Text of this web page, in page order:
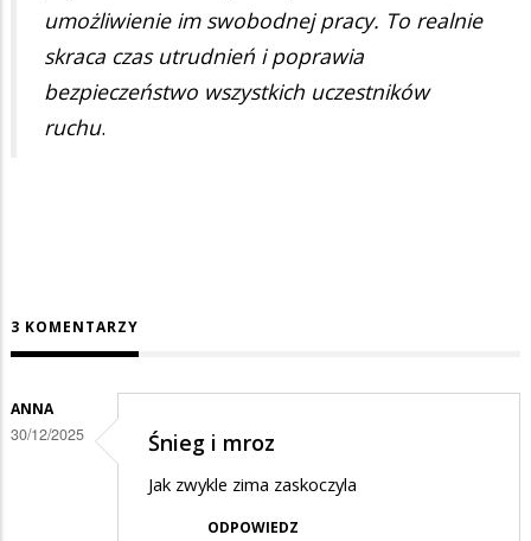
umożliwienie im swobodnej pracy. To realnie
skraca czas utrudnień i poprawia
bezpieczeństwo wszystkich uczestników
ruchu.
3 KOMENTARZY
ANNA
30/12/2025 Śnieg i mroz
Jak zwykle zima zaskoczyla
ODPOWIEDZ